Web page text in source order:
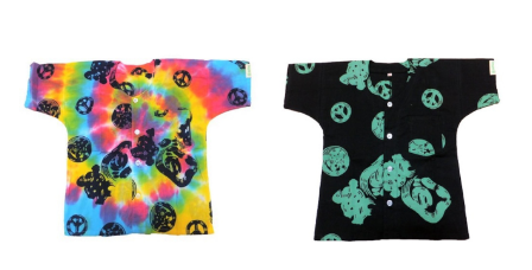
てシャツ てぬぐいシャツ
濱いちシャツ 焼津 浜通
り 港町
ク 職人の仕立てシャツ
てぬぐいシャツ 濱いちシャ
ツ 焼津 浜通り 港町